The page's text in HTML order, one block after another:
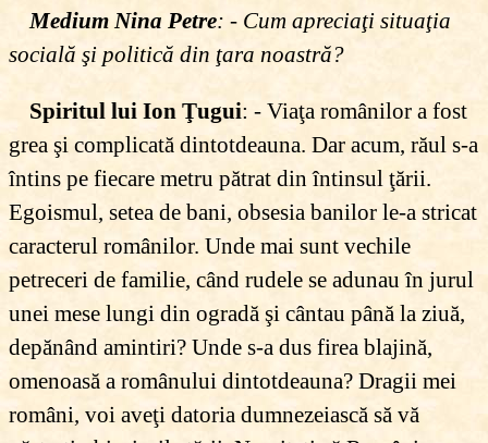
Medium Nina Petre: - Cum apreciaţi situaţia
socială şi politică din ţara noastră?
Spiritul lui Ion Ţugui: - Viaţa românilor a fost
grea şi complicată dintotdeauna. Dar acum, răul s-a
întins pe fiecare metru pătrat din întinsul ţării.
Egoismul, setea de bani, obsesia banilor le-a stricat
caracterul românilor. Unde mai sunt vechile
petreceri de familie, când rudele se adunau în jurul
unei mese lungi din ogradă şi cântau până la ziuă,
depănând amintiri? Unde s-a dus firea blajină,
omenoasă a românului dintotdeauna? Dragii mei
români, voi aveţi datoria dumnezeiască să vă